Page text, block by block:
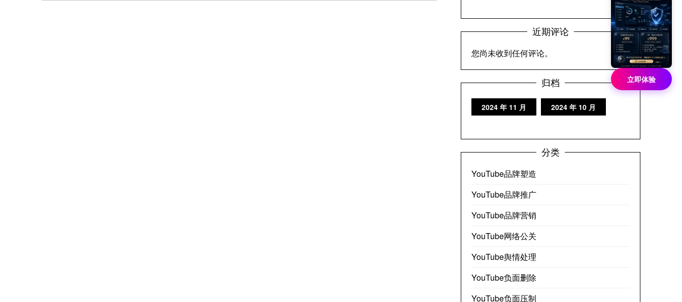
近期评论
您尚未收到任何评论。
归档
2024 年 11 月 2024 年 10 月
分类
YouTube品牌塑造
YouTube品牌推广
YouTube品牌营销
YouTube网络公关
YouTube舆情处理
YouTube负面删除
YouTube负面压制
立即体验